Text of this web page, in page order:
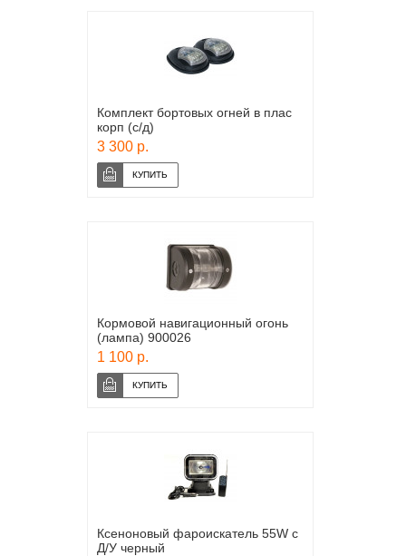
Комплект бортовых огней в плас
корп (с/д)
3 300 р.
Кормовой навигационный огонь
(лампа) 900026
1 100 р.
Ксеноновый фароискатель 55W с
Д/У черный